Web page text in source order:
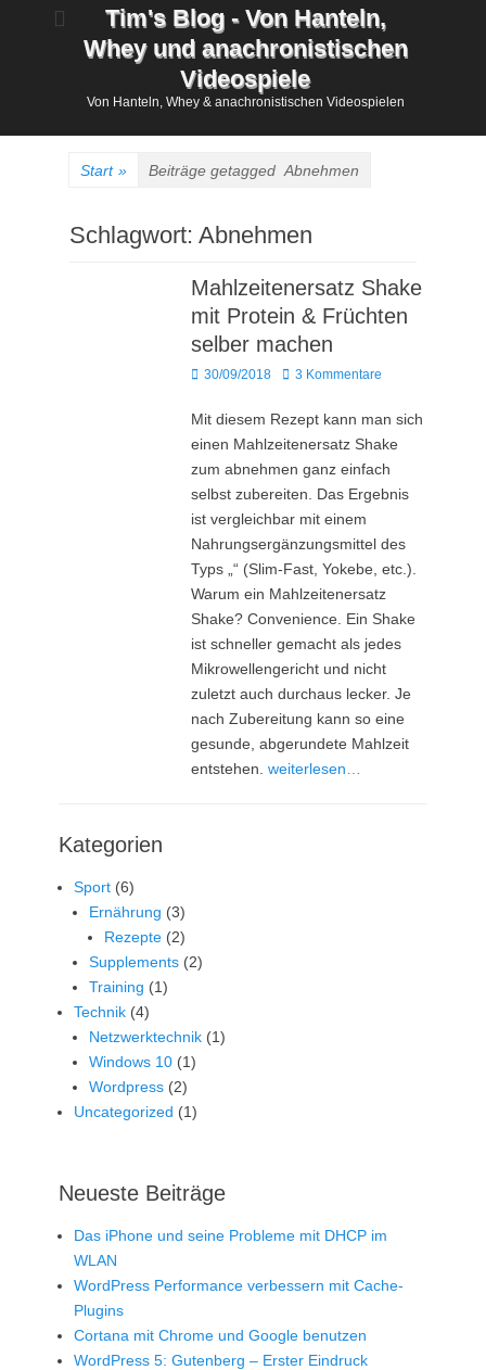
Tim's Blog - Von Hanteln,
Whey und anachronistischen
Videospiele
Von Hanteln, Whey & anachronistischen Videospielen
Start » Beiträge getagged Abnehmen
Schlagwort: Abnehmen
Mahlzeitenersatz Shake
mit Protein & Früchten
selber machen
Posted
30/09/2018 3 Kommentare
Mit diesem Rezept kann man sich
einen Mahlzeitenersatz Shake
zum abnehmen ganz einfach
selbst zubereiten. Das Ergebnis
ist vergleichbar mit einem
Nahrungsergänzungsmittel des
Typs „“ (Slim-Fast, Yokebe, etc.).
Warum ein Mahlzeitenersatz
Shake? Convenience. Ein Shake
ist schneller gemacht als jedes
Mikrowellengericht und nicht
zuletzt auch durchaus lecker. Je
nach Zubereitung kann so eine
gesunde, abgerundete Mahlzeit
entstehen.weiterlesen…
Kategorien
Sport (6)
Ernährung (3)
Rezepte (2)
Supplements (2)
Training (1)
Technik (4)
Netzwerktechnik (1)
Windows 10 (1)
Wordpress (2)
Uncategorized (1)
Neueste Beiträge
Das iPhone und seine Probleme mit DHCP im
WLAN
WordPress Performance verbessern mit Cache-
Plugins
Cortana mit Chrome und Google benutzen
WordPress 5: Gutenberg – Erster Eindruck